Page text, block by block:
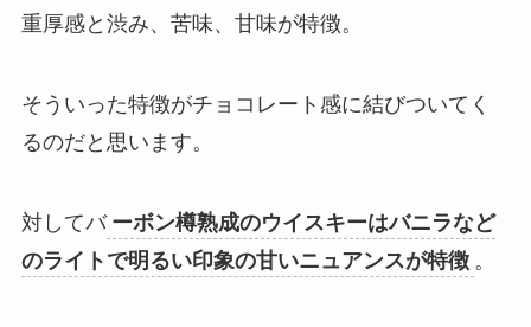
重厚感と渋み、苦味、甘味が特徴。
そういった特徴がチョコレート感に結びついてく
るのだと思います。
対してバ ーボン樽熟成のウイスキーはバニラなど
のライトで明るい印象の甘いニュアンスが特徴 。